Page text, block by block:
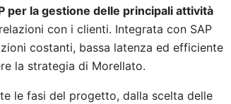
per la gestione delle principali attività
con i clienti. Integrata con SAP
costanti, bassa latenza ed efficiente
la strategia di Morellato.
le fasi del progetto, dalla scelta delle